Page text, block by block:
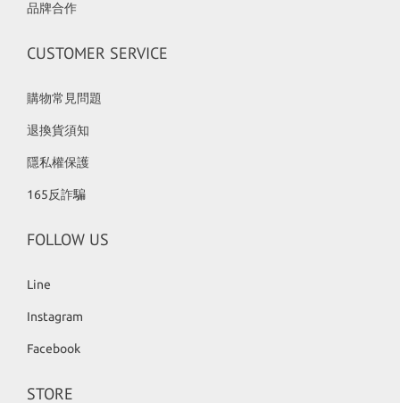
品牌合作
CUSTOMER SERVICE
購物常見問題
退換貨須知
隱私權保護
165反詐騙
FOLLOW US
Line
Instagram
Facebook
STORE